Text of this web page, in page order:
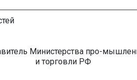
Министерства про-
и торговли РФ